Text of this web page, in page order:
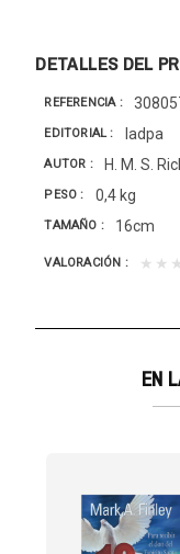
DETALLES DEL
REFERENCIA
EDITORIAL Iadpa
AUTOR H. M. S.
PESO 0,4 kg
TAMAÑO 16cm
VALORACIÓN
EN
DEL SIGLO XXI